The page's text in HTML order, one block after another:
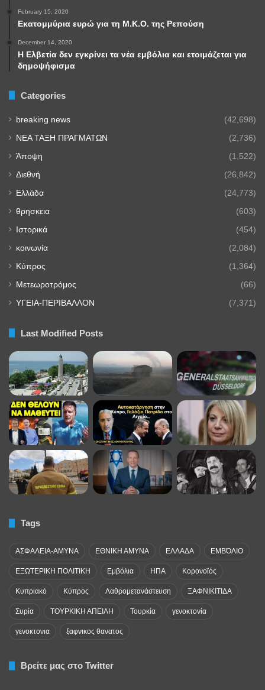
February 15, 2020
Εκατομμύρια ευρώ για τη Μ.Κ.Ο. της Ρεπούση
December 14, 2020
Η Ελβετία δεν εγκρίνει τα νέα εμβόλια και ετοιμάζεται για
δημοψήφισμα
Categories
breaking news (42,698)
NEA TAΞΗ ΠΡΑΓΜΑΤΩΝ (2,736)
Άποψη (1,522)
Διεθνή (26,842)
Ελλάδα (24,773)
θρησκεια (603)
Ιστορικά (454)
κοινωνία (2,084)
Κύπρος (1,364)
Μετεωροτρόμος (66)
ΥΓΕΙΑ-ΠΕΡΙΒΑΛΛΟΝ (7,371)
Last Modified Posts
Tags
ΑΣΦΑΛΕΙΑ-ΑΜΥΝΑ ΕΘΝΙΚΗ ΑΜΥΝΑ ΕΛΛΑΔΑ ΕΜΒΌΛΙΟ
ΕΞΩΤΕΡΙΚΗ ΠΟΛΙΤΙΚΗ Εμβόλια ΗΠΑ Κορονοϊός
Κυπριακό Κύπρος Λαθρομετανάστευση ΞΑΦΝΙΚΙΤΙΔΑ
Συρία ΤΟΥΡΚΙΚΗ ΑΠΕΙΛΗ Τουρκία γενοκτονία
γενοκτονια ξαφνικος θανατος
Βρείτε μας στο Twitter